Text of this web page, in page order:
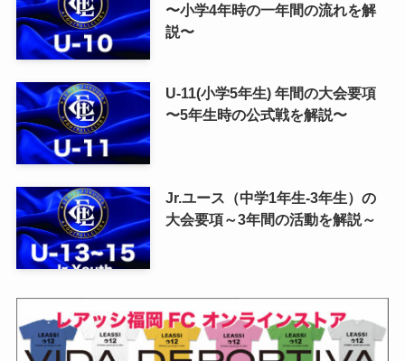
〜小学4年時の一年間の流れを解
説〜
U-11(小学5年生) 年間の大会要項
〜5年生時の公式戦を解説〜
Jr.ユース（中学1年生-3年生）の
大会要項～3年間の活動を解説～